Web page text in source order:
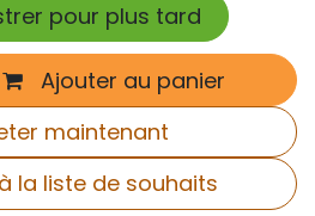
pour plus tard
Ajouter au panier
maintenant
la liste de souhaits